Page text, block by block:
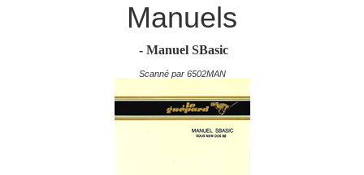
Manuels
- Manuel SBasic
Scanné par 6502MAN